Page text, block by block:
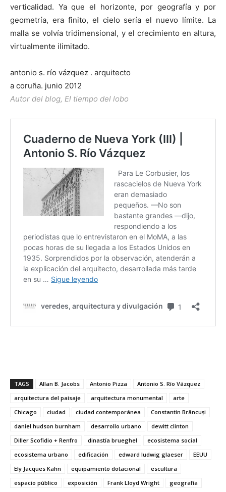
verticalidad. Ya que el horizonte, por geografía y por
geometría, era finito, el cielo sería el nuevo límite. La
malla se volvía tridimensional, y el crecimiento en altura,
virtualmente ilimitado.
antonio s. río vázquez . arquitecto
a coruña. junio 2012
Autor del blog, El tiempo del lobo
TAGS Allan B. Jacobs Antonio Pizza
Antonio S. Río Vázquez
arquitectura del paisaje
arquitectura monumental
arte
Chicago
ciudad ciudad contemporánea
Constantin Brâncuși
daniel hudson burnham
desarrollo urbano
dewitt clinton
Diller Scofidio + Renfro
dinastía brueghel
ecosistema social
ecosistema urbano
edificación edward ludwig glaeser
EEUU
Ely Jacques Kahn
equipamiento dotacional
escultura
espacio público
exposición Frank Lloyd Wright
geografía